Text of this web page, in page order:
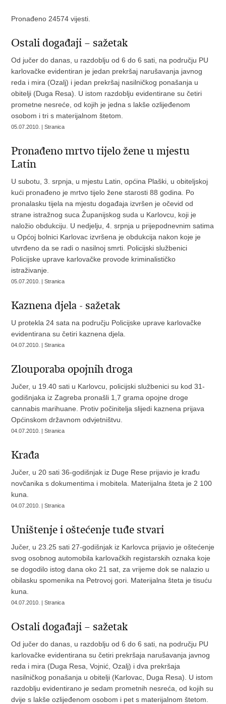
Pronađeno 24574 vijesti.
Ostali događaji – sažetak
Od jučer do danas, u razdoblju od 6 do 6 sati, na području PU
karlovačke evidentiran je jedan prekršaj narušavanja javnog
reda i mira (Ozalj) i jedan prekršaj nasilničkog ponašanja u
obitelji (Duga Resa). U istom razdoblju evidentirane su četiri
prometne nesreće, od kojih je jedna s lakše ozlijeđenom
osobom i tri s materijalnom štetom.
05.07.2010. | Stranica
Pronađeno mrtvo tijelo žene u mjestu
Latin
U subotu, 3. srpnja, u mjestu Latin, općina Plaški, u obiteljskoj
kući pronađeno je mrtvo tijelo žene starosti 88 godina. Po
pronalasku tijela na mjestu događaja izvršen je očevid od
strane istražnog suca Županijskog suda u Karlovcu, koji je
naložio obdukciju. U nedjelju, 4. srpnja u prijepodnevnim satima
u Općoj bolnici Karlovac izvršena je obdukcija nakon koje je
utvrđeno da se radi o nasilnoj smrti. Policijski službenici
Policijske uprave karlovačke provode kriminalističko
istraživanje.
05.07.2010. | Stranica
Kaznena djela - sažetak
U protekla 24 sata na području Policijske uprave karlovačke
evidentirana su četiri kaznena djela.
04.07.2010. | Stranica
Zlouporaba opojnih droga
Jučer, u 19.40 sati u Karlovcu, policijski službenici su kod 31-
godišnjaka iz Zagreba pronašli 1,7 grama opojne droge
cannabis marihuane. Protiv počinitelja slijedi kaznena prijava
Općinskom državnom odvjetništvu.
04.07.2010. | Stranica
Krađa
Jučer, u 20 sati 36-godišnjak iz Duge Rese prijavio je krađu
novčanika s dokumentima i mobitela. Materijalna šteta je 2 100
kuna.
04.07.2010. | Stranica
Uništenje i oštećenje tuđe stvari
Jučer, u 23.25 sati 27-godišnjak iz Karlovca prijavio je oštećenje
svog osobnog automobila karlovačkih registarskih oznaka koje
se dogodilo istog dana oko 21 sat, za vrijeme dok se nalazio u
obilasku spomenika na Petrovoj gori. Materijalna šteta je tisuću
kuna.
04.07.2010. | Stranica
Ostali događaji – sažetak
Od jučer do danas, u razdoblju od 6 do 6 sati, na području PU
karlovačke evidentirana su četiri prekršaja narušavanja javnog
reda i mira (Duga Resa, Vojnić, Ozalj) i dva prekršaja
nasilničkog ponašanja u obitelji (Karlovac, Duga Resa). U istom
razdoblju evidentirano je sedam prometnih nesreća, od kojih su
dvije s lakše ozlijeđenom osobom i pet s materijalnom štetom.